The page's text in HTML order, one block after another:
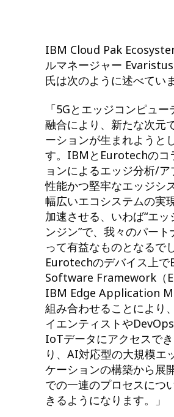
IBM Cloud Pak
ルマネージャー
氏は次のように述べていま
「5Gとエッジコンピュ
融合により、新たな次元
ーションが生まれようと
す。IBMとEurotechのコ
ョンによるエッジ分析/ア
性能かつ堅牢なエッジシ
幅広いエコシステムの実
加速させる、いわば“エッ
ンジン”で、我々のパート
って有益なものとなるで
Eurotechのデバイス上で
Software Framework（
IBM Edge Application
組み合わせることにより
イエンティストや
IoTデータにアクセスで
り、AI対応型の大規模エ
ケーションの構築から展
での一連のプロセスにつ
きるようになります。」